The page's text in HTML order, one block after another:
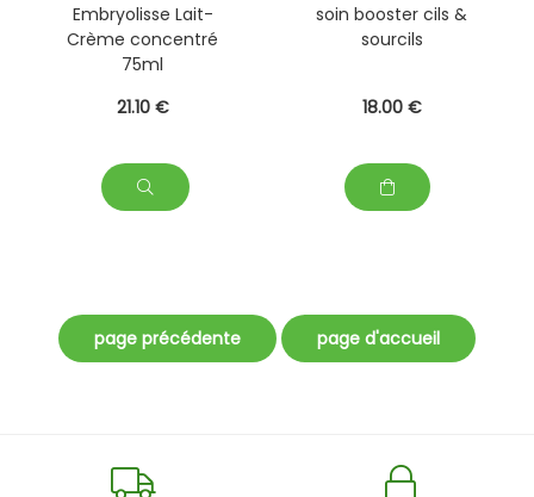
Embryolisse Lait-
Crème concentré
75ml
21.10 €
soin booster cils &
sourcils
18.00 €